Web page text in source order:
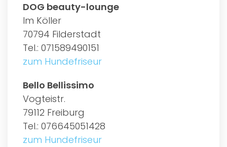
DOG beauty-lounge
Im Köller
70794 Filderstadt
Tel.: 071589490151
zum Hundefriseur
Bello Bellissimo
Vogteistr.
79112 Freiburg
Tel.: 076645051428
zum Hundefriseur